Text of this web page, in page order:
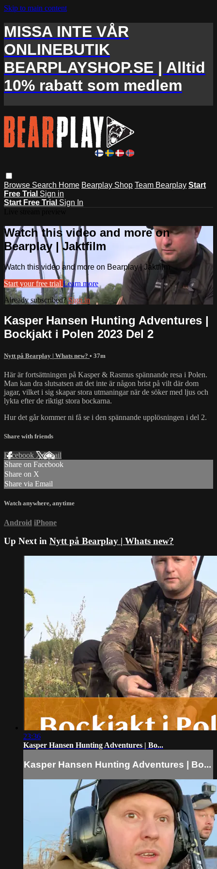
Skip to main content
MISSA INTE VÅR
ONLINEBUTIK
BEARPLAYSHOP.SE | Alltid
10% rabatt som medlem
Browse Search Home Bearplay Shop Team Bearplay Start
Free Trial Sign in
Start Free Trial Sign In
Watch this video and more on
Bearplay | Jaktfilm
Watch this video and more on Bearplay | Jaktfilm
Start your free trial Learn more
Already subscribed?Sign in
Kasper Hansen Hunting Adventures |
Bockjakt i Polen 2023 Del 2
Nytt på Bearplay | Whats new? • 37m
Här är fortsättningen på Kasper & Rasmus spännande resa i Polen.
Man kan dra slutsatsen att det inte är någon brist på vilt där dom
jagar, vilket i sig skapar stora utmaningar när de söker med ljus och
lykta efter de riktigt stora bockarna.
Hur det går kommer ni få se i den spännande upplösningen i del 2.
Share with friends
Facebook XEmail
Share on Facebook
Share on X
Share via Email
Watch anywhere, anytime
Android iPhone
Up Next in Nytt på Bearplay | Whats new?
23:36
Kasper Hansen Hunting Adventures | Bo...
Kasper Hansen Hunting Adventures | Bo...